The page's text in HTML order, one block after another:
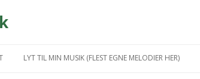
til
indhold
LYT TIL MIN MUSIK (FLEST EGNE MELODIER HER)